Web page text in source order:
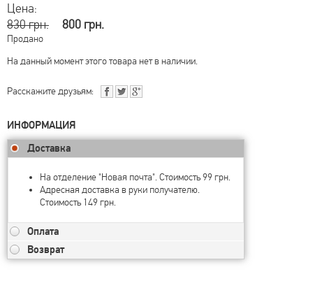
Цена:
830 грн.
800 грн.
Продано
На данный момент этого товара нет в наличии.
Расскажите друзьям:
ИНФОРМАЦИЯ
Доставка
На отделение "Новая почта". Стоимость 99 грн.
Адресная доставка в руки получателю.
Стоимость 149 грн.
Оплата
Возврат